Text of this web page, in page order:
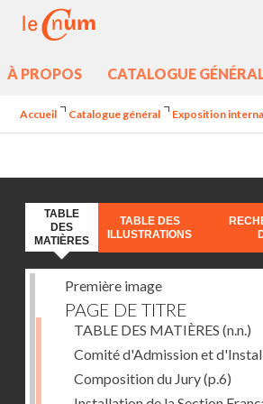
À PROPOS CATALOGUE
Accueil Catalogue général Exposition
TABLE
DES
MATIÈRES
TABLE DES
ILLUSTRATIONS
Première image
PAGE DE TITRE
TABLE DES MATIÈRES (n.n.)
Comité d'Admission et
Composition du Jury(p.6)